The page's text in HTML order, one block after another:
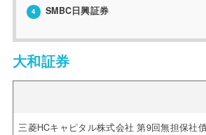
4 SMBC日興証券
大和証券
三菱HCキャピタル株式会社 第9回無担保社